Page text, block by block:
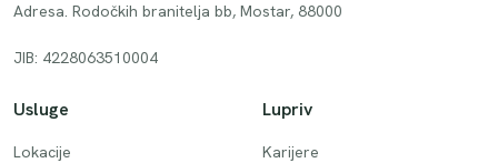
Adresa. Rodočkih branitelja bb, Mostar, 88000
JIB: 4228063510004
Usluge
Lokacije
Lupriv
Karijere